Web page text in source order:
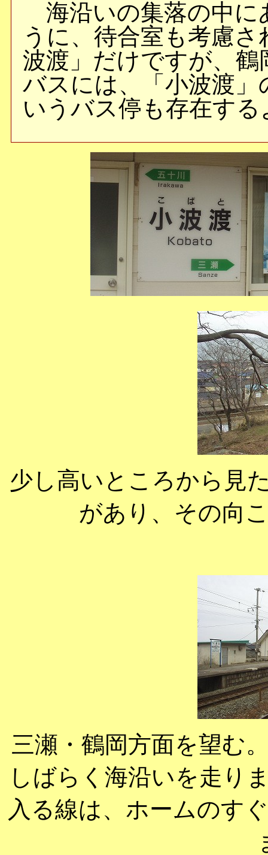
海沿いの集落の中に
うに、待合室も考慮
波渡」だけですが、
バスには、「小波渡」
いうバス停も存在す
少し高いところから見
があり、その向
三瀬・鶴岡方面を望む
しばらく海沿いを走り
入る線は、ホームのす